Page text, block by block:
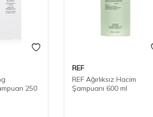
250
REF
REF Ağırlıksız Hacim
Şampuanı 600 ml